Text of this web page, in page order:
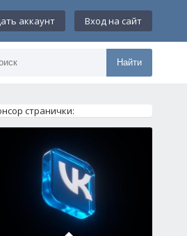
аккаунт Вход на сайт
Найти
странички: